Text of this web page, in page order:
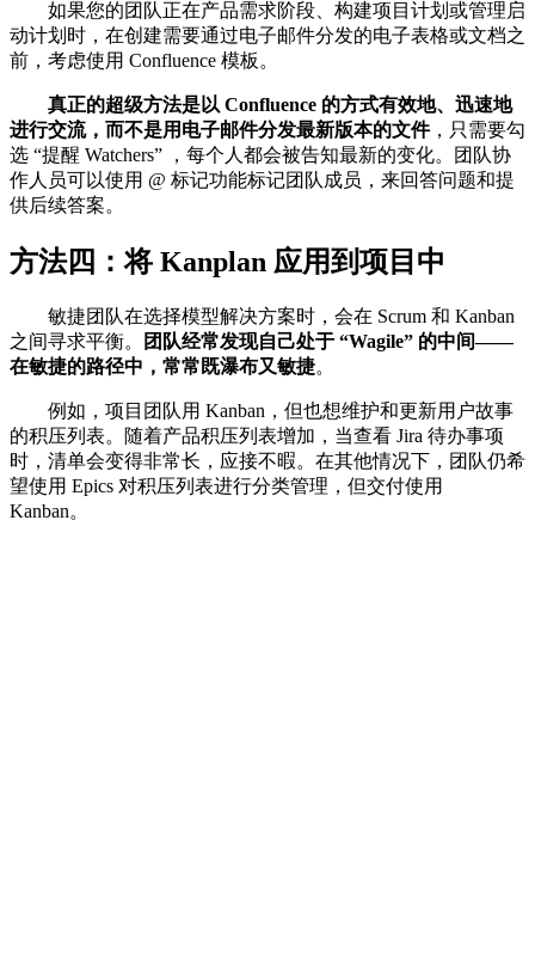
如果您的团队正在产品需求阶段、构建项目计划或管理启
动计划时，在创建需要通过电子邮件分发的电子表格或文档之
前，考虑使用 Confluence 模板。
真正的超级方法是以 Confluence 的方式有效地、迅速地
进行交流， 而不是用电子邮件分发最新版本的文件，只需要勾
选 “提醒 Watchers” ，每个人都会被告知最新的变化。团队协
作人员可以使用 @ 标记功能标记团队成员，来回答问题和提
供后续答案。
方法四：将 Kanplan 应用到项目中
敏捷团队在选择模型解决方案时，会在 Scrum 和 Kanban
之间寻求平衡。
团队经常发现自己处于 “Wagile” 的中间——
在敏捷的路径中，常常既瀑布又敏捷。
例如，项目团队用 Kanban，但也想维护和更新用户故事
的积压列表。随着产品积压列表增加，当查看 Jira 待办事项
时，清单会变得非常长，应接不暇。在其他情况下，团队仍希
望使用 Epics 对积压列表进行分类管理，但交付使用
Kanban。